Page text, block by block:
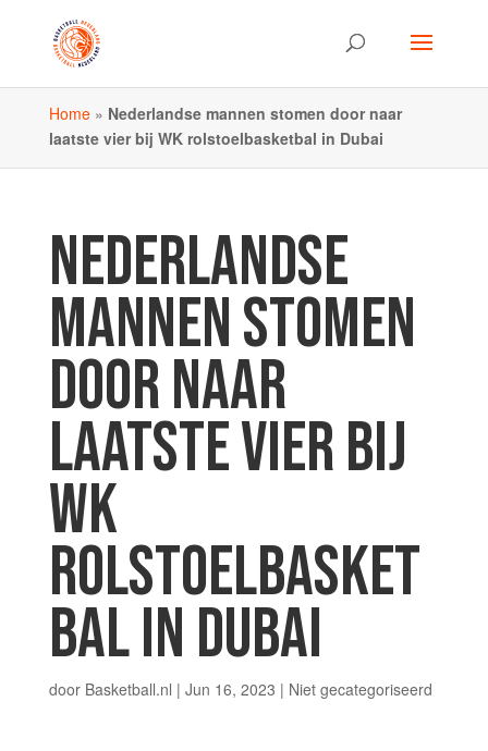
Home» Nederlandse mannen stomen door naar
laatste vier bij WK rolstoelbasketbal in Dubai
NEDERLANDSE
MANNEN STOMEN
DOOR NAAR
LAATSTE VIER BIJ
WK
ROLSTOELBASKET
BAL IN DUBAI
door Basketball.nl | Jun 16, 2023 | Niet gecategoriseerd